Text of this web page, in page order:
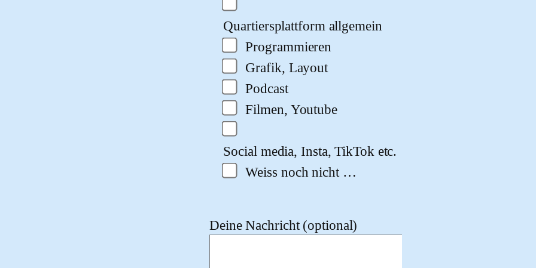
Quartiersplattform allgemein
Programmieren
Grafik, Layout
Podcast
Filmen, Youtube
Social media, Insta, TikTok etc.
Weiss noch nicht …
Deine Nachricht (optional)